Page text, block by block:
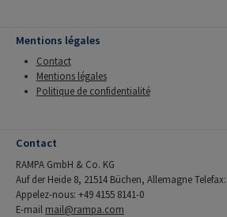
Mentions légales
Contact
Mentions légales
Politique de confidentialité
Contact
RAMPA GmbH & Co. KG
Auf der Heide 8, 21514 Büchen, Allemagne
Appelez-nous: +49 4155 8141-0
E-mail mail@rampa.com